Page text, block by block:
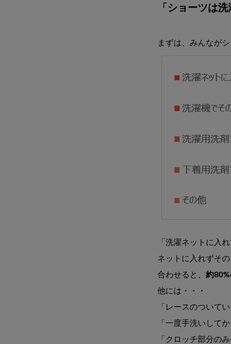
「ショーツは
まずは、みんなが
「洗濯ネットに入
ネットに入れずそ
合わせると、 約
他には・・・
「レースのついて
「一度手洗いして
「クロッチ部分の